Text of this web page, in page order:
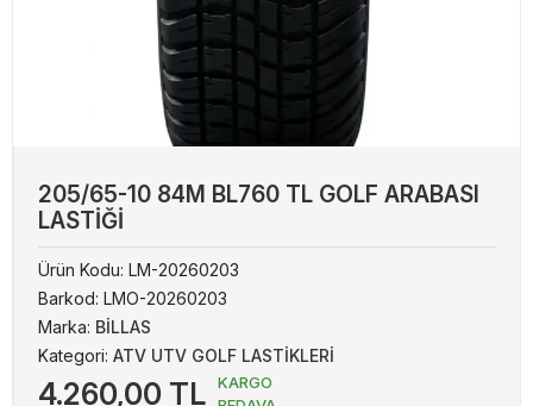
205/65-10 84M BL760 TL GOLF ARABASI
LASTİĞİ
Ürün Kodu: LM-20260203
Barkod: LMO-20260203
Marka: BİLLAS
Kategori: ATV UTV GOLF LASTİKLERİ
4.260,00 TL
KARGO